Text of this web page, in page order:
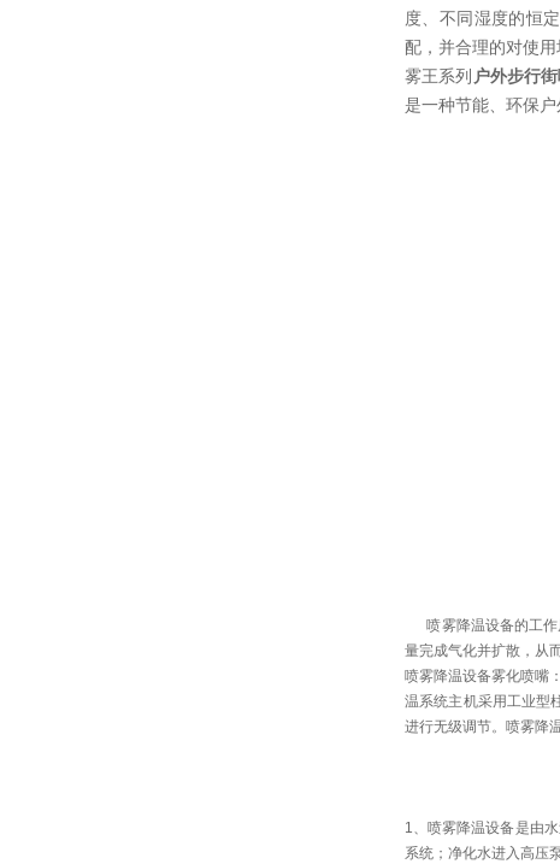
度、不同湿度的恒
配，并合理的对使
雾王系列 户外步行
是一种节能、环保户
喷雾降温设备的工作
量完成气化并扩散，从
喷雾降温设备雾化喷嘴
温系统主机采用工业型
进行无级调节。喷雾降
1、喷雾降温设备是由
系统；净化水进入高压